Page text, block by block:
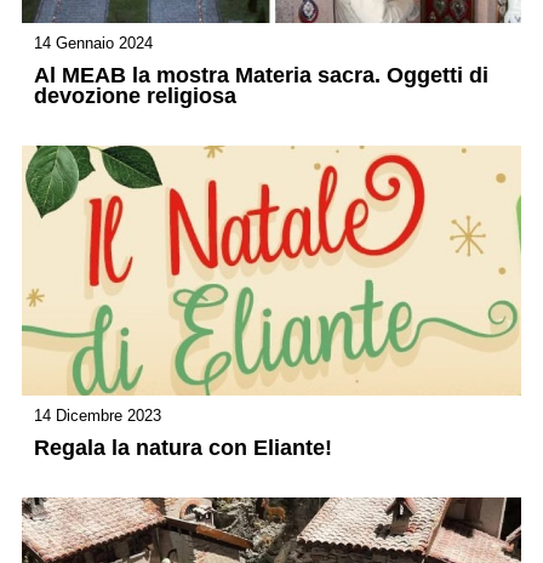
14 Gennaio 2024
Al MEAB la mostra Materia sacra. Oggetti di
devozione religiosa
14 Dicembre 2023
Regala la natura con Eliante!